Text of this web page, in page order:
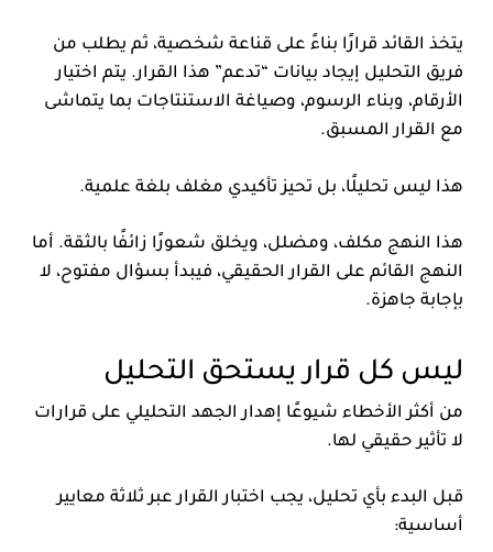
يتخذ القائد قرارًا بناءً على قناعة شخصية، ثم يطلب من
فريق التحليل إيجاد بيانات “تدعم” هذا القرار. يتم اختيار
الأرقام، وبناء الرسوم، وصياغة الاستنتاجات بما يتماشى
مع القرار المسبق.
هذا ليس تحليلًا، بل تحيز تأكيدي مغلف بلغة علمية.
هذا النهج مكلف، ومضلل، ويخلق شعورًا زائفًا بالثقة. أما
النهج القائم على القرار الحقيقي، فيبدأ بسؤال مفتوح، لا
بإجابة جاهزة.
ليس كل قرار يستحق التحليل
من أكثر الأخطاء شيوعًا إهدار الجهد التحليلي على قرارات
لا تأثير حقيقي لها.
قبل البدء بأي تحليل، يجب اختبار القرار عبر ثلاثة معايير
أساسية: